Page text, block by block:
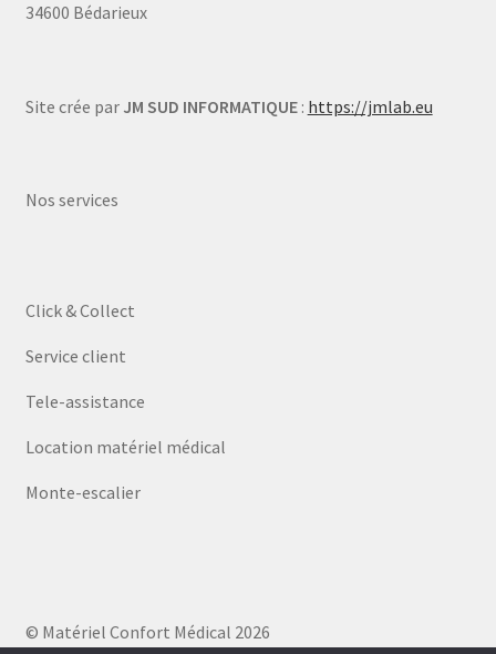
34600 Bédarieux
Site crée par JM SUD INFORMATIQUE: https://jmlab.eu
Nos services
Click & Collect
Service client
Tele-assistance
Location matériel médical
Monte-escalier
© Matériel Confort Médical 2026